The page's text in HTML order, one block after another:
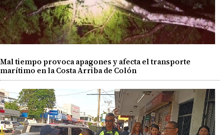
Mal tiempo provoca apagones y afecta el transporte
marítimo en la Costa Arriba de Colón